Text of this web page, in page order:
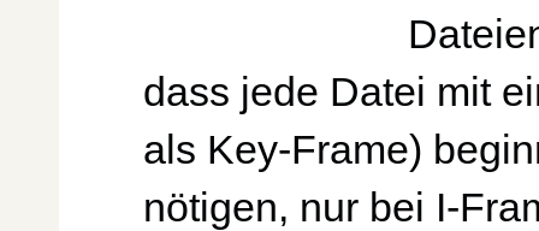
dass jede Datei mit
als Key-Frame)
nötigen, nur bei I-